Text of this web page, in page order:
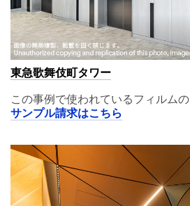
東急歌舞伎町タワー
この事例で使われているフィルムの
サンプル請求はこちら